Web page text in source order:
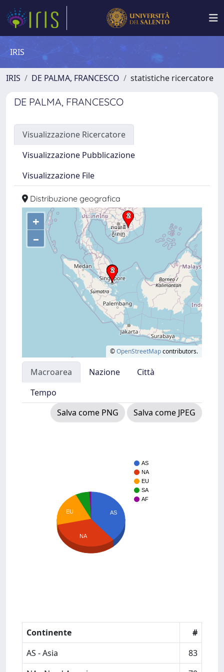
IRIS
IRIS DE PALMA, FRANCESCO statistiche ricercatore
DE PALMA, FRANCESCO
Visualizzazione Ricercatore
Visualizzazione Pubblicazione
Visualizzazione File
Distribuzione geografica
+
–
©OpenStreetMapcontributors.
Macroarea Nazione
Città
Tempo
Salva come PNG
Salva come JPEG
AS
NA
EU
SA
AF
AS
EU
NA
Continente
#
AS - Asia
83